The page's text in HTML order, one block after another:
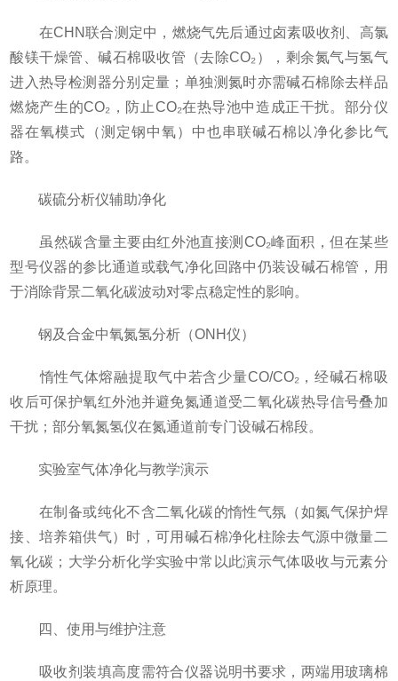
在CHN联合测定中，燃烧气先后通过卤素吸收剂、高氯
酸镁干燥管、碱石棉吸收管（去除CO₂），剩余氮气与氢气
进入热导检测器分别定量；单独测氮时亦需碱石棉除去样品
燃烧产生的CO₂，防止CO₂在热导池中造成正干扰。部分仪
器在氧模式（测定钢中氧）中也串联碱石棉以净化参比气
路。
碳硫分析仪辅助净化​
虽然碳含量主要由红外池直接测CO₂峰面积，但在某些
型号仪器的参比通道或载气净化回路中仍装设碱石棉管，用
于消除背景二氧化碳波动对零点稳定性的影响。
钢及合金中氧氮氢分析（ONH仪）​
惰性气体熔融提取气中若含少量CO/CO₂，经碱石棉吸
收后可保护氧红外池并避免氮通道受二氧化碳热导信号叠加
干扰；部分氧氮氢仪在氮通道前专门设碱石棉段。
实验室气体净化与教学演示​
在制备或纯化不含二氧化碳的惰性气氛（如氮气保护焊
接、培养箱供气）时，可用碱石棉净化柱除去气源中微量二
氧化碳；大学分析化学实验中常以此演示气体吸收与元素分
析原理。
四、使用与维护注意
吸收剂装填高度需符合仪器说明书要求，两端用玻璃棉